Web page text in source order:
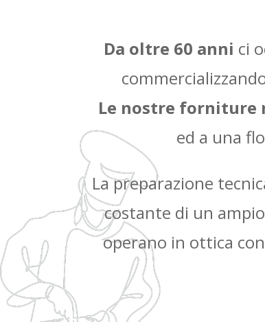
Da oltre 60 anni ci
Le nostre forniture
ed a una
La preparazione
costante di un
operano in ottica